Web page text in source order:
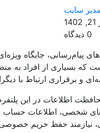
مدیر سایت
0 دیدگاه
پیام‌رسانی، جایگاه
که بسیاری از افراد به
و برقراری ارتباط با
اطلاعات در این پلتفرم
شخصی، اطلاعات
نیازمند حفظ حریم